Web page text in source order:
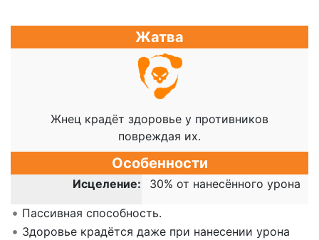
Жатва
Жнец крадёт здоровье у противников
повреждая их.
Особенности
Исцеление: 30% от нанесённого урона
Пассивная способность.
Здоровье крадётся даже при нанесении урона